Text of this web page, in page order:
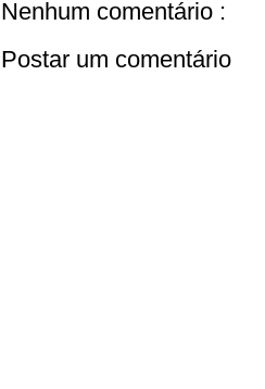
Nenhum comentário :
Postar um comentário